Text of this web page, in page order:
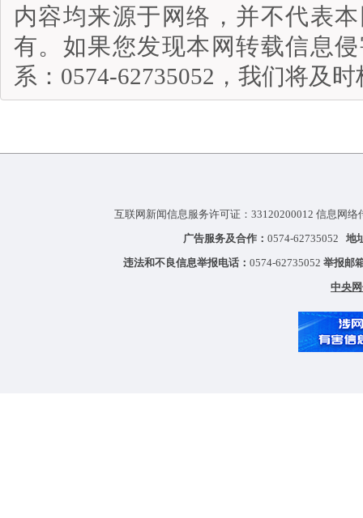
内容均来源于网络，并不代表
有。如果您发现本网转载信息
系：0574-62735052，我们将及
互联网新闻信息服务许可证：33120200012 信息网
广告服务及合作： 0574-62735052 地
违法和不良信息举报电话： 0574-62735052 举报邮
中央